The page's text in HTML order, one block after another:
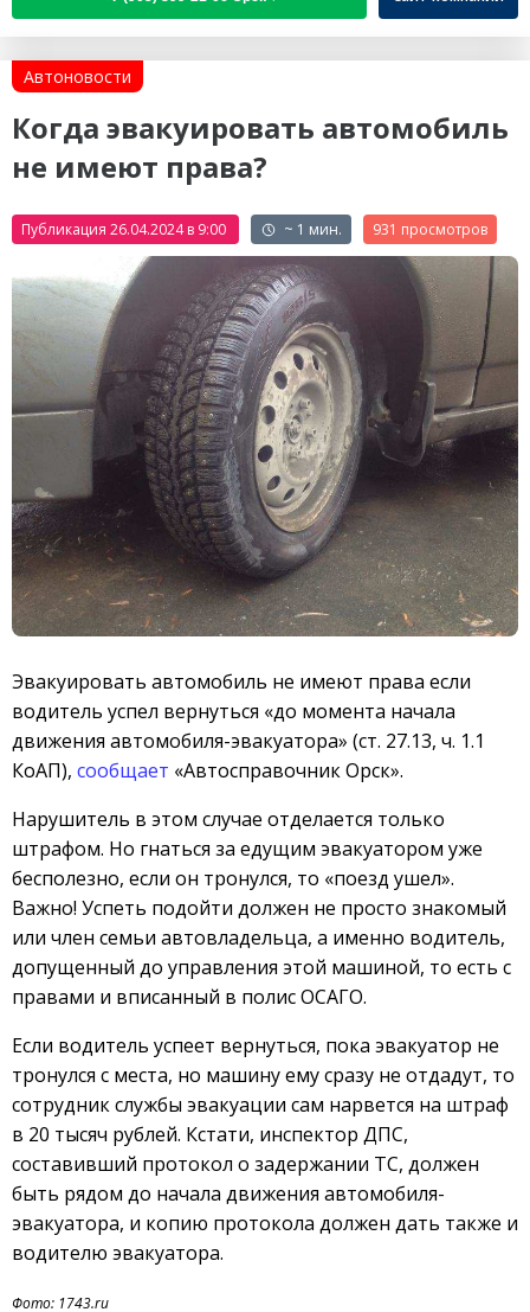
Автоновости
Когда эвакуировать автомобиль
не имеют права?
Публикация 26.04.2024 в 9:00 ~ 1 мин. 931
Эвакуировать автомобиль не имеют права если
водитель успел вернуться «до момента начала
движения автомобиля-эвакуатора» (ст. 27.13, ч. 1.1
КоАП), сообщает «Автосправочник Орск».
Нарушитель в этом случае отделается только
штрафом. Но гнаться за едущим эвакуатором уже
бесполезно, если он тронулся, то «поезд ушел».
Важно! Успеть подойти должен не просто знакомый
или член семьи автовладельца, а именно водитель,
допущенный до управления этой машиной, то есть с
правами и вписанный в полис ОСАГО.
Если водитель успеет вернуться, пока эвакуатор не
тронулся с места, но машину ему сразу не отдадут, то
сотрудник службы эвакуации сам нарвется на штраф
в 20 тысяч рублей. Кстати, инспектор ДПС,
составивший протокол о задержании ТС, должен
быть рядом до начала движения автомобиля-
эвакуатора, и копию протокола должен дать также и
водителю эвакуатора.
Фото: 1743.ru